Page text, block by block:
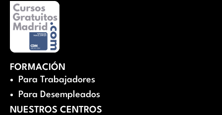
FORMACIÓN
Para Trabajadores
Para Desempleados
NUESTROS CENTROS